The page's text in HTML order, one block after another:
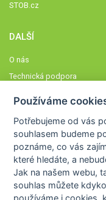
STOB.cz
DALŠÍ
O nás
Technická podpora
Členové STOBklubu
Zásady nakládání s
Otestujte se
Spočítejte si
Výzva 52
Používáme
Potřebujeme od vás
souhlasem budeme
poznáme,co vás
které hledáte, a
Jak na našem webu,
souhlas můžete
používáme i cookies,